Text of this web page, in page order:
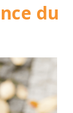
du